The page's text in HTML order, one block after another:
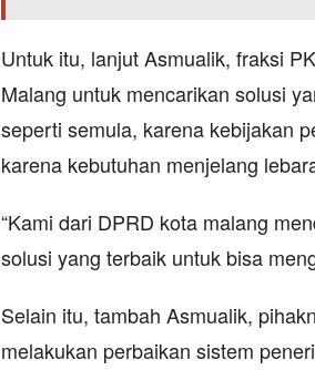
Untuk itu, lanjut Asmualik, fraksi
Malang untuk mencarikan solusi
seperti semula, karena kebijakan
karena kebutuhan menjelang
“Kami dari DPRD kota malang
solusi yang terbaik untuk bisa
Selain itu, tambah Asmualik,
melakukan perbaikan sistem